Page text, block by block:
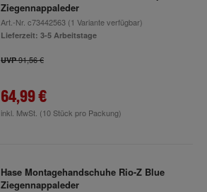
Ziegennappaleder
Art.-Nr. c73442563(1 Variante verfügbar)
Lieferzeit: 3-5 Arbeitstage
UVP91,56 €
64,99 €
inkl. MwSt. (10 Stück pro Packung)
Hase Montagehandschuhe Rio-Z Blue
Ziegennappaleder